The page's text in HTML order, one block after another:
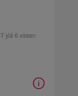
ylä 6 vasen